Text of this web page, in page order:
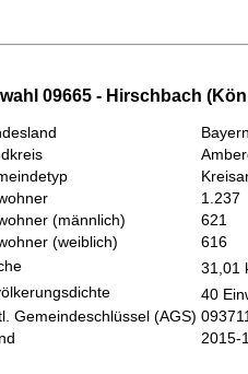
09665 - Hirschbach
1.237
(männlich)
621
(weiblich)
616
31,01
40
Gemeindeschlüssel (AGS)
2015-